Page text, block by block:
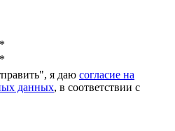
*
*
я даю согласие на
данных, в соответствии с